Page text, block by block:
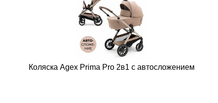
Коляска Agex Prima Pro 2в1 с автосложением